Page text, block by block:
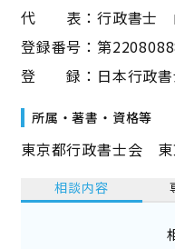
代 表：行政書士
登録番号：第
登 録：日本行政書
所属・著書・資格等
東京都行政書士会 東
相談内容